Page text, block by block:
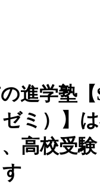
進学塾
ゼミ）】
高校受